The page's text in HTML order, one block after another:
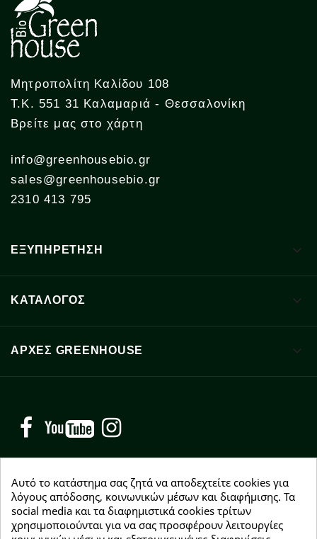
Μητροπολίτη Καλίδου 108
Τ.Κ. 551 31 Καλαμαριά - Θεσσαλονίκη
Βρείτε μας στο χάρτη
info@greenhousebio.gr
sales@greenhousebio.gr
2310 413 795
ΕΞΥΠΗΡΕΤΗΣΗ 
ΚΑΤΑΛΟΓΟΣ 
ΑΡΧΈΣ GREENHOUSE 
Facebook YouTube
NEWSLETTER
Εγγραφείτε δωρεάν και θα είστε οι πρώτοι που θα
Αυτό το κατάστημα σας ζητά να αποδεχτείτε cookies για
λόγους απόδοσης, κοινωνικών μέσων και διαφήμισης. Τα
social media και τα διαφημιστικά cookies τρίτων
χρησιμοποιούνται για να σας προσφέρουν λειτουργίες